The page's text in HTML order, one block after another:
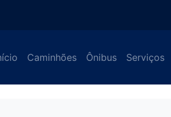
Caminhões Ônibus Serviços